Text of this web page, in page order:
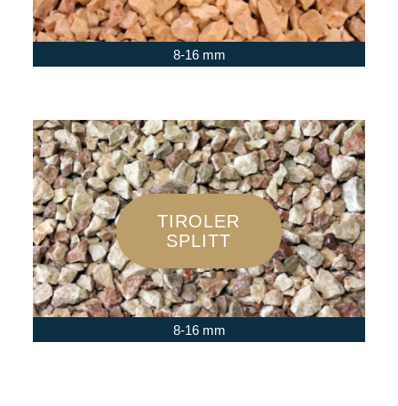
8-16 mm
TIROLER
SPLITT
8-16 mm